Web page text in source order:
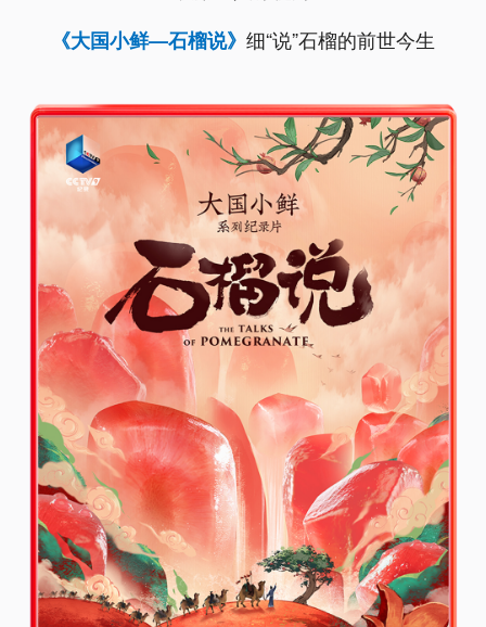
《大国小鲜—石榴说》 细“说”石榴的前世今生